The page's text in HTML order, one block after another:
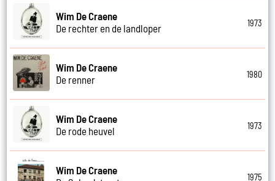
Wim De Craene
De rechter en de landloper
1973
Wim De Craene
De renner
1980
Wim De Craene
De rode heuvel
1973
Wim De Craene
1975